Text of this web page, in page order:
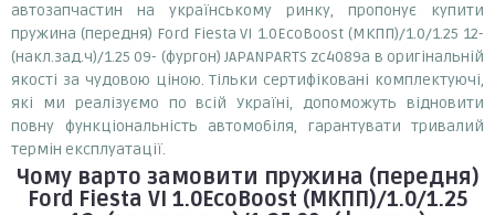
автозапчастин на українському ринку, пропонує купити
пружина (передня) Ford Fiesta VI 1.0EcoBoost (МКПП)/1.0/1.25 12-
(накл.зад.ч)/1.25 09- (фургон) JAPANPARTS zc4089a в оригінальній
якості за чудовою ціною. Тільки сертифіковані комплектуючі,
які ми реалізуємо по всій Україні, допоможуть відновити
повну функціональність автомобіля, гарантувати тривалий
термін експлуатації.
Чому варто замовити пружина (передня)
Ford Fiesta VI 1.0EcoBoost (МКПП)/1.0/1.25